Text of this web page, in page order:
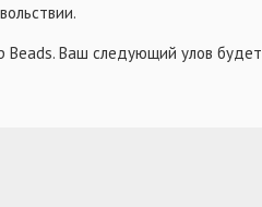
Beads. Ваш следующий улов будет